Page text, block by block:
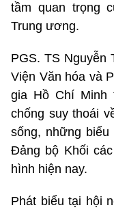
tầm quan trọng
Trung ương.
PGS. TS Nguyễn
Viện Văn hóa và
gia Hồ Chí Minh
chống suy thoái
sống, những
Đảng bộ Khối
hình hiện nay.
Phát biểu tại hội